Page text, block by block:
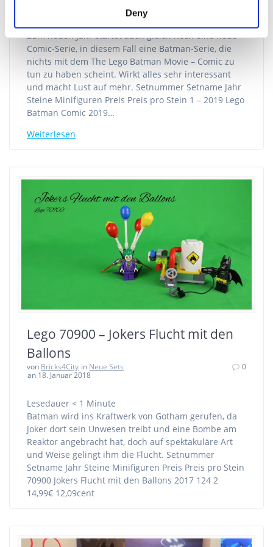
Deny
Zum neuen Jahr startet auch gleich noch eine neue
Comic-Serie, in diesem Fall eine Batman-Serie, die
nichts mit dem The Lego Batman Movie – Comic zu
tun zu haben scheint. Wirkt alles sehr interessant
und macht Lust auf mehr. Setnummer Setname Jahr
Steine Minifiguren Preis Preis pro Stein 1 – 2019 Lego
Batman Comic 2019…
Weiterlesen
Lego 70900 – Jokers Flucht mit den
Ballons
von Bricks4City in Neue Sets
an 18. Januar 2018
0
Lesedauer < 1 Minute
Batman wird ins Kraftwerk von Gotham gerufen, da
Joker dort sein Unwesen treibt und eine Bombe am
Reaktor angebracht hat, doch auf spektakuläre Art
und Weise gelingt ihm die Flucht. Setnummer
Setname Jahr Steine Minifiguren Preis Preis pro Stein
70900 Jokers Flucht mit den Ballons 2017 124 2
14,99€ 12,09cent